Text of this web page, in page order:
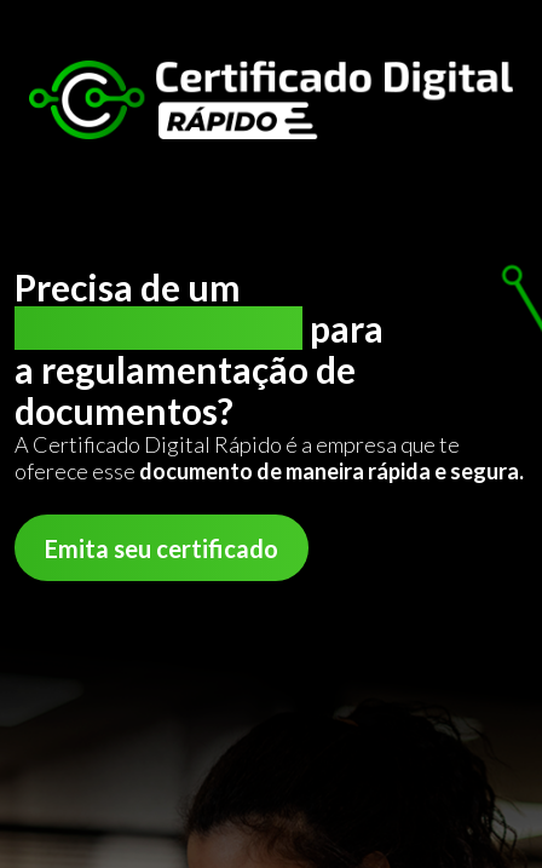
Precisa de um
para
a regulamentação de
documentos?
A Certificado Digital Rápido é a empresa que te
oferece esse documento de maneira rápida e segura.
Emita seu certificado